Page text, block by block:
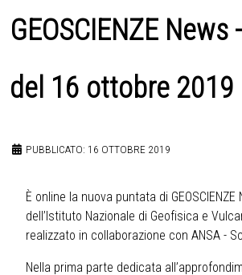
GEOSCIENZE News
del 16 ottobre 2019
PUBBLICATO: 16 OTTOBRE 2019
È online la nuova puntata di GEOSCIENZE
dell’Istituto Nazionale di Geofisica e
realizzato in collaborazione con ANSA -
Nella prima parte dedicata